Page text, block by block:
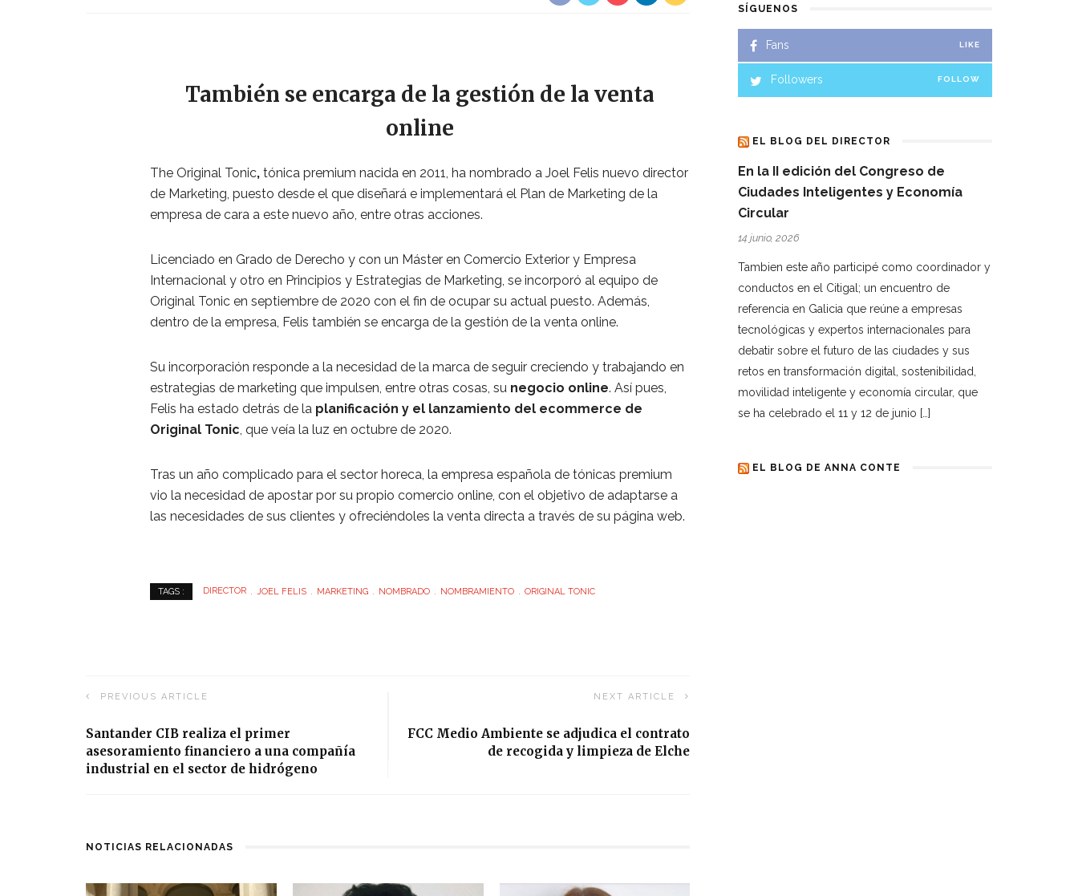
También se encarga de la gestión de la venta
online
The Original Tonic, tónica premium nacida en 2011, ha nombrado a Joel Felis nuevo director
de Marketing, puesto desde el que diseñará e implementará el Plan de Marketing de la
empresa de cara a este nuevo año, entre otras acciones.
Licenciado en Grado de Derecho y con un Máster en Comercio Exterior y Empresa
Internacional y otro en Principios y Estrategias de Marketing, se incorporó al equipo de
Original Tonic en septiembre de 2020 con el fin de ocupar su actual puesto. Además,
dentro de la empresa, Felis también se encarga de la gestión de la venta online.
Su incorporación responde a la necesidad de la marca de seguir creciendo y trabajando en
estrategias de marketing que impulsen, entre otras cosas, su negocio online. Así pues,
Felis ha estado detrás de la planificación y el lanzamiento del ecommerce de
Original Tonic, que veía la luz en octubre de 2020.
Tras un año complicado para el sector horeca, la empresa española de tónicas premium
vio la necesidad de apostar por su propio comercio online, con el objetivo de adaptarse a
las necesidades de sus clientes y ofreciéndoles la venta directa a través de su página web.
TAGS : DIRECTOR JOEL FELIS MARKETING NOMBRADO NOMBRAMIENTO ORIGINAL TONIC
PREVIOUS ARTICLE
Santander CIB realiza el primer
asesoramiento financiero a una compañía
industrial en el sector de hidrógeno
NEXT ARTICLE
FCC Medio Ambiente se adjudica el contrato
de recogida y limpieza de Elche
NOTICIAS RELACIONADAS
SÍGUENOS
Fans LIKE
Followers FOLLOW
EL BLOG DEL DIRECTOR
En la II edición del Congreso de
Ciudades Inteligentes y Economía
Circular
14 junio, 2026
Tambien este año participé como coordinador y
conductos en el Citigal; un encuentro de
referencia en Galicia que reúne a empresas
tecnológicas y expertos internacionales para
debatir sobre el futuro de las ciudades y sus
retos en transformación digital, sostenibilidad,
movilidad inteligente y economía circular, que
se ha celebrado el 11 y 12 de junio […]
EL BLOG DE ANNA CONTE